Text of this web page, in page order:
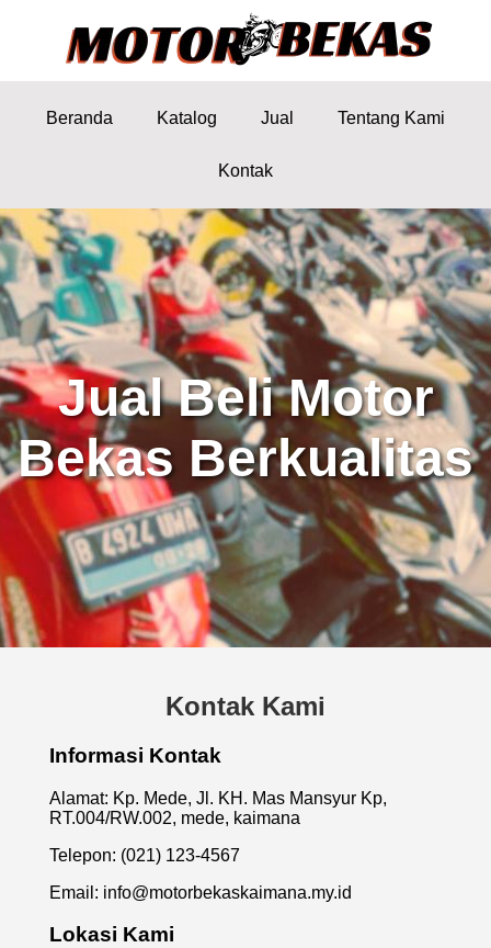
Beranda Katalog Jual Tentang Kami
Kontak
Jual Beli Motor
Bekas Berkualitas
Kontak Kami
Informasi Kontak
Alamat: Kp. Mede, Jl. KH. Mas Mansyur Kp,
RT.004/RW.002, mede, kaimana
Telepon: (021) 123-4567
Email: info@motorbekaskaimana.my.id
Lokasi Kami